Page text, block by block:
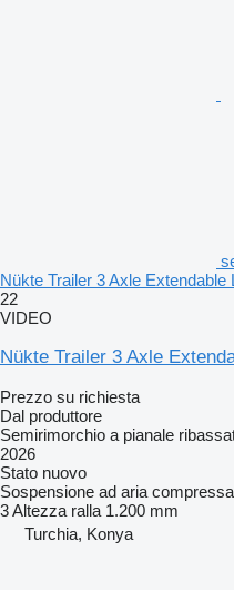
Nükte Trailer 3 Axle
22
VIDEO
Nükte Trailer 3 Axle
Prezzo su richiesta
Dal produttore
Semirimorchio a pianale
2026
Stato nuovo
Sospensione ad aria
3Altezza ralla 1.200 mm
Turchia, Konya